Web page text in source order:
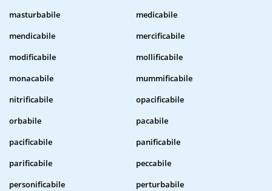
masturbabile
medicabile
mendicabile
mercificabile
modificabile
mollificabile
monacabile
mummificabile
nitrificabile
opacificabile
orbabile
pacabile
pacificabile
panificabile
parificabile
peccabile
personificabile
perturbabile